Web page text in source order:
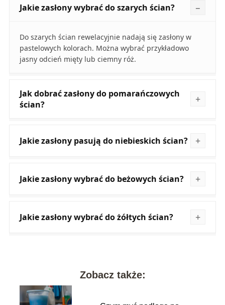
Jakie zasłony wybrać do szarych ścian?
Do szarych ścian rewelacyjnie nadają się zasłony w
pastelowych kolorach. Można wybrać przykładowo
jasny odcień mięty lub ciemny róż.
Jak dobrać zasłony do pomarańczowych
ścian?
Jakie zasłony pasują do niebieskich ścian?
Jakie zasłony wybrać do beżowych ścian?
Jakie zasłony wybrać do żółtych ścian?
Zobacz także: